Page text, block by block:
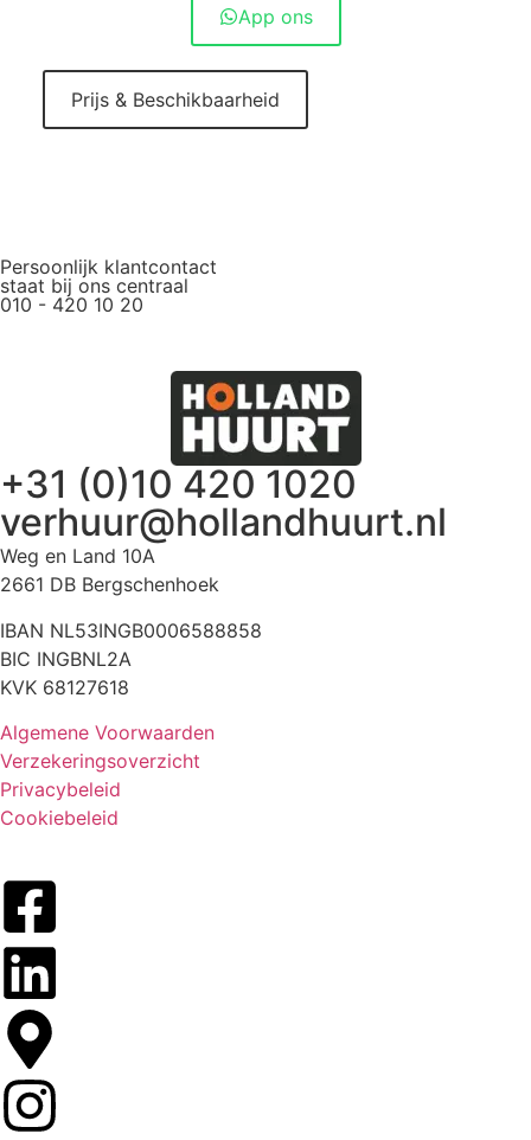
App ons
Prijs & Beschikbaarheid
Persoonlijk klantcontact
staat bij ons centraal
010 - 420 10 20
+31 (0)10 420 1020
verhuur@hollandhuurt.nl
Weg en Land 10A
2661 DB Bergschenhoek
IBAN NL53INGB0006588858
BIC INGBNL2A
KVK 68127618
Algemene Voorwaarden
Verzekeringsoverzicht
Privacybeleid
Cookiebeleid